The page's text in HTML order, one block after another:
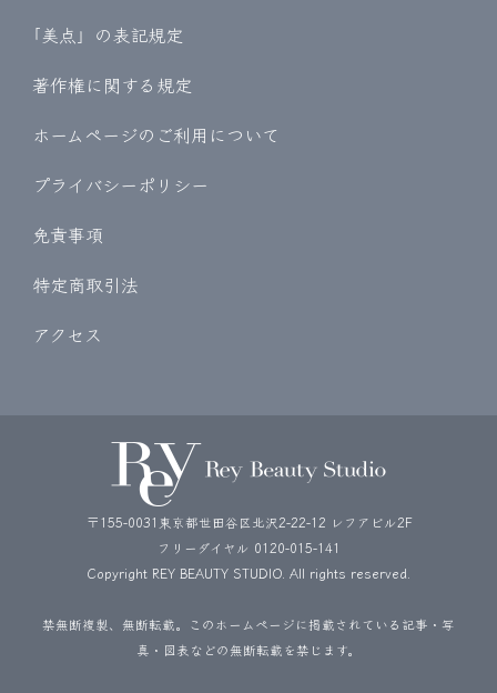
｢美点」の表記規定
著作権に関する規定
ホームページのご利用について
プライバシーポリシー
免責事項
特定商取引法
アクセス
〒155-0031東京都世田谷区北沢2-22-12 レフアビル2F
フリーダイヤル 0120-015-141
Copyright REY BEAUTY STUDIO. All rights reserved.
禁無断複製、無断転載。このホームページに掲載されている記事・写
真・図表などの無断転載を禁じます。